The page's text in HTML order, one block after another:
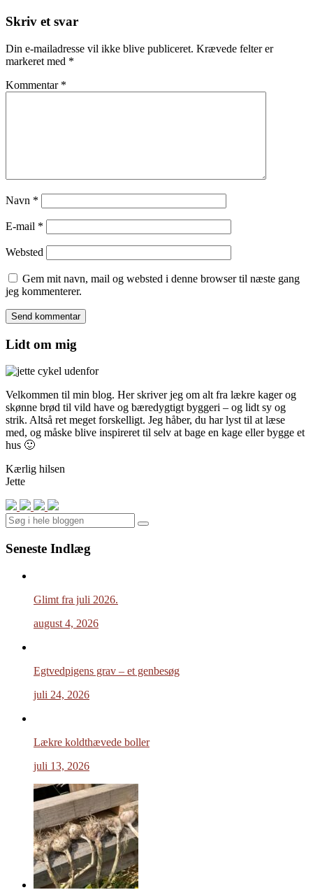
Skriv et svar
Din e-mailadresse vil ikke blive publiceret. Krævede felter er
markeret med *
Kommentar *
Navn *
E-mail *
Websted
Gem mit navn, mail og websted i denne browser til næste gang
jeg kommenterer.
Lidt om mig
Velkommen til min blog. Her skriver jeg om alt fra lækre kager og
skønne brød til vild have og bæredygtigt byggeri – og lidt sy og
strik. Altså ret meget forskelligt. Jeg håber, du har lyst til at læse
med, og måske blive inspireret til selv at bage en kage eller bygge et
hus 🙂
Kærlig hilsen
Jette
Search
Seneste Indlæg
Glimt fra juli 2026.
august 4, 2026
Egtvedpigens grav – et genbesøg
juli 24, 2026
Lækre koldthævede boller
juli 13, 2026